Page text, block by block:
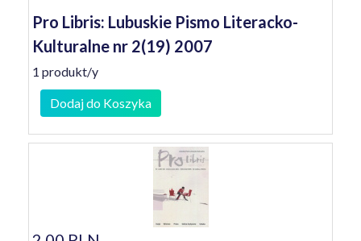
Pro Libris: Lubuskie Pismo Literacko-
Kulturalne nr 2(19) 2007
1 produkt/y
Dodaj do Koszyka